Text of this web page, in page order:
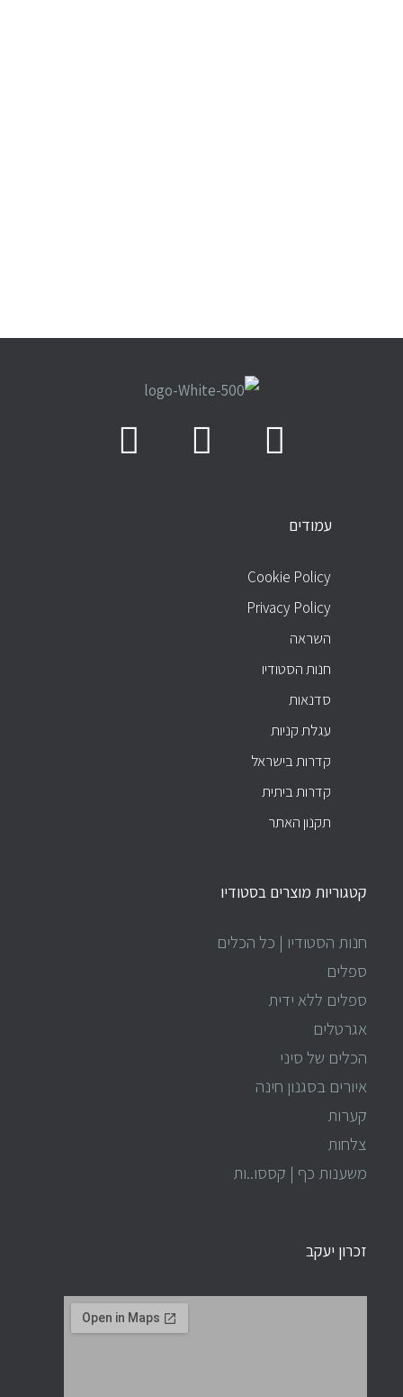
עמודים
עמודים
Cookie Policy
Privacy Policy
השראה
חנות הסטודיו
סדנאות
עגלת קניות
קדרות בישראל
קדרות ביתית
תקנון האתר
קטגוריות מוצרים בסטודיו
חנות הסטודיו | כל הכלים
ספלים
ספלים ללא ידית
אגרטלים
הכלים של סיני
איורים בסגנון חינה
קערות
צלחות
משענות כף | קססו..ות
זכרון יעקב